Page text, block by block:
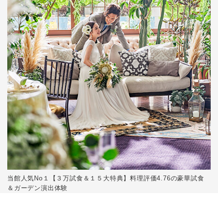
当館人気No１【３万試食＆１５大特典】料理評価4.76の豪華試食
＆ガーデン演出体験